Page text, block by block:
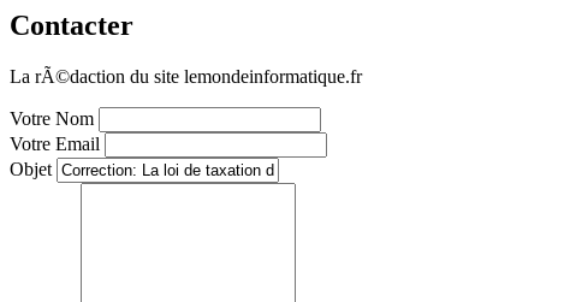
Contacter
La rÃ©daction du site lemondeinformatique.fr
Votre Nom
Votre Email
Objet